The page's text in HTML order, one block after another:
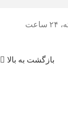
هفت روز هفته، ۲۴ ساعت
بازگشت به بالا